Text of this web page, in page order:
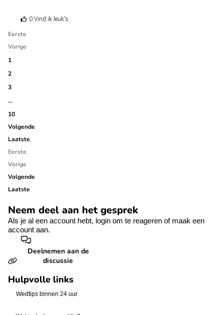
0 Vind ik leuk's
Eerste
Vorige
1
2
3
…
10
Volgende
Laatste
Eerste
Vorige
Volgende
Laatste
Neem deel aan het gesprek
Als je al een account hebt, login om te reageren of maak een
account aan.
Deelnemen aan de
discussie
Hulpvolle links
Wedtips binnen 24 uur